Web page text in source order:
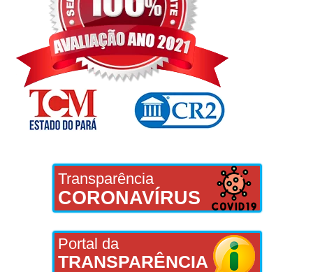
Transparência
CORONAVÍRUS
Portal da
TRANSPARÊNCIA